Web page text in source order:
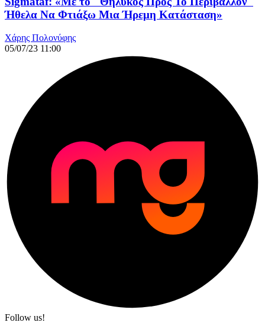
Ήθελα Να Φτιάξω Μια Ήρεμη Κατάσταση»
Χάρης Πολονύφης
05/07/23 11:00
Follow us!